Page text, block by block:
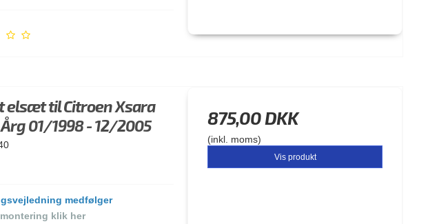
elsæt til Citroen Xsara
01/1998 - 12/2005
medfølger
klik her
875,00 DKK
(inkl. moms)
Vis produkt